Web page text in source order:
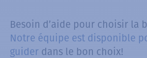
Besoin d’aide pour choisir la
Notre équipe est disponible
guider dans le bon choix!